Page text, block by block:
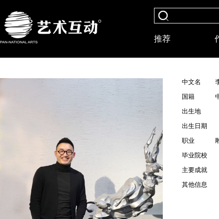
推荐
中文名
国籍
出生地
出生日期
职业
毕业院校
主要成就
其他信息